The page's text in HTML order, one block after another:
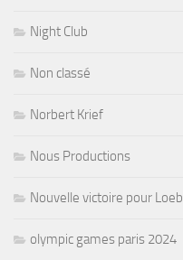
Night Club
Non classé
Norbert Krief
Nous Productions
Nouvelle victoire pour Loeb
olympic games paris 2024